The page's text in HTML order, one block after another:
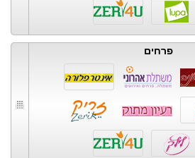
פרחים